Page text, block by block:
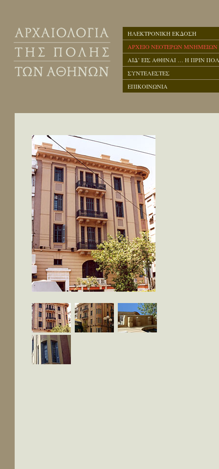
ΗΛΕΚΤΡΟΝΙΚΗ ΕΚΔΟΣΗ
ΑΡΧΕΙΟ ΝΕΟΤΕΡΩΝ ΜΝΗΜΕΙΩΝ
ΑΙΔ’ ΕΙΣ ΑΘΗΝΑΙ … Η ΠΡΙΝ
ΣΥΝΤΕΛΕΣΤΕΣ
ΕΠΙΚΟΙΝΩΝΙΑ